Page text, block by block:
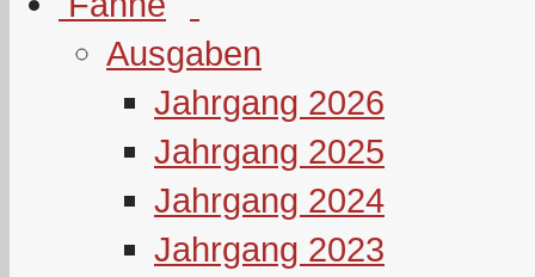
Ausgaben
Jahrgang 2026
Jahrgang 2025
Jahrgang 2024
Jahrgang 2023